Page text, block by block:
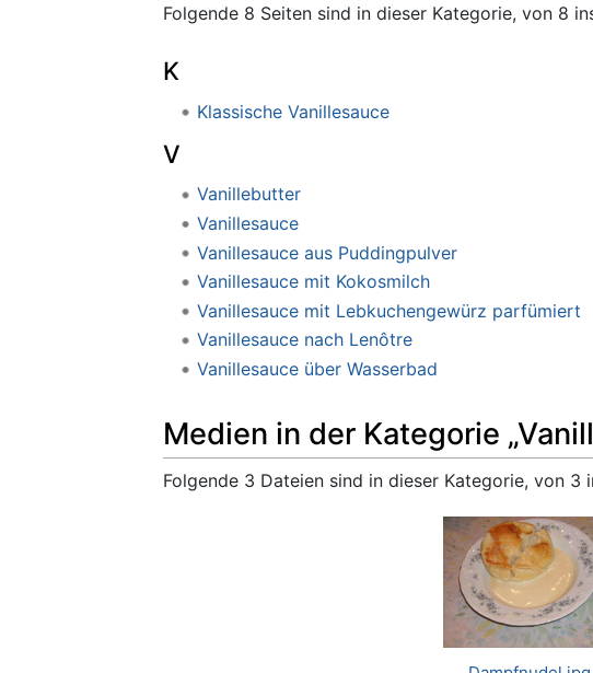
Folgende 8 Seiten sind in dieser Kategorie, von 8
K
Klassische Vanillesauce
V
Vanillebutter
Vanillesauce
Vanillesauce aus Puddingpulver
Vanillesauce mit Kokosmilch
Vanillesauce mit Lebkuchengewürz parfümiert
Vanillesauce nach Lenôtre
Vanillesauce über Wasserbad
Medien in der Kategorie
Folgende 3 Dateien sind in dieser Kategorie, von 3